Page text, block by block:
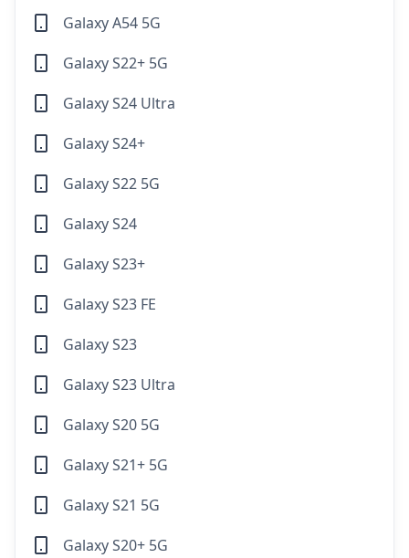
Galaxy A54 5G
Galaxy S22+ 5G
Galaxy S24 Ultra
Galaxy S24+
Galaxy S22 5G
Galaxy S24
Galaxy S23+
Galaxy S23 FE
Galaxy S23
Galaxy S23 Ultra
Galaxy S20 5G
Galaxy S21+ 5G
Galaxy S21 5G
Galaxy S20+ 5G